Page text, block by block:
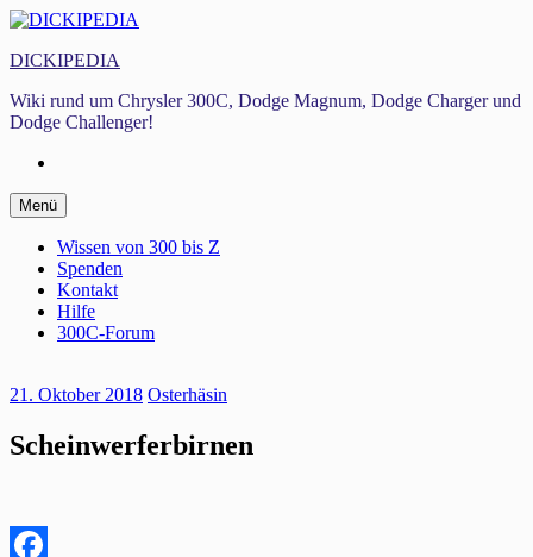
Zum
springen
DICKIPEDIA
Wiki rund um Chrysler 300C, Dodge Magnum, Dodge Charger und
Dodge Challenger!
Menü Zum
Inhalt
springen
Wissen von 300 bis Z
Spenden
Kontakt
Hilfe
300C-Forum
21. Oktober 2018 Osterhäsin
Scheinwerferbirnen